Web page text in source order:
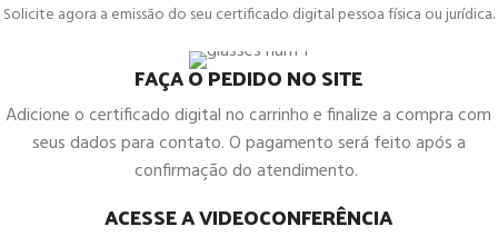
Solicite agora a emissão do seu certificado digital pessoa física ou jurídica.
FAÇA O PEDIDO NO SITE
Adicione o certificado digital no carrinho e finalize a compra com
seus dados para contato. O pagamento será feito após a
confirmação do atendimento.
ACESSE A VIDEOCONFERÊNCIA